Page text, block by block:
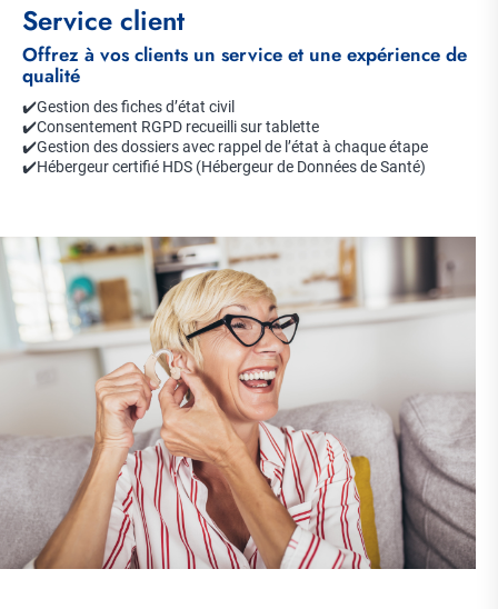
Service client
Offrez à vos clients un service et une expérience de
qualité
✔️Gestion des fiches d’état civil
✔️Consentement RGPD recueilli sur tablette
✔️Gestion des dossiers avec rappel de l’état à chaque étape
✔️Hébergeur certifié HDS (Hébergeur de Données de Santé)